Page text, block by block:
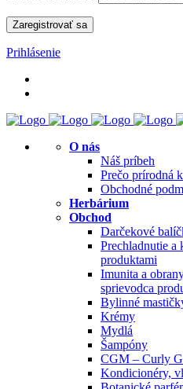
Prihlásenie
O nás
Náš príbeh
Prečo prírodná
Obchodné
Herbárium
Obchod
Darčekové
Prechladnutie a
produktami
Imunita a
sprievodca
Bylinné
Krémy
Mydlá
Šampóny
CGM – Curly
Kondicionéry,